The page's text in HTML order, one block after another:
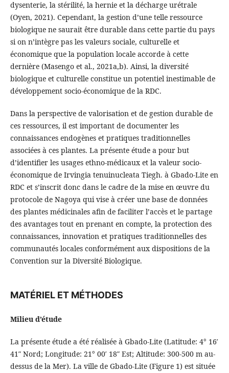
dysenterie, la stérilité, la hernie et la décharge urétrale
(Oyen, 2021). Cependant, la gestion d’une telle ressource
biologique ne saurait être durable dans cette partie du pays
si on n’intègre pas les valeurs sociale, culturelle et
économique que la population locale accorde à cette
dernière (Masengo et al., 2021a,b). Ainsi, la diversité
biologique et culturelle constitue un potentiel inestimable de
développement socio-économique de la RDC.
Dans la perspective de valorisation et de gestion durable de
ces ressources, il est important de documenter les
connaissances endogènes et pratiques traditionnelles
associées à ces plantes. La présente étude a pour but
d’identifier les usages ethno-médicaux et la valeur socio-
économique de Irvingia tenuinucleata Tiegh. à Gbado-Lite en
RDC et s’inscrit donc dans le cadre de la mise en œuvre du
protocole de Nagoya qui vise à créer une base de données
des plantes médicinales afin de faciliter l’accès et le partage
des avantages tout en prenant en compte, la protection des
connaissances, innovation et pratiques traditionnelles des
communautés locales conformément aux dispositions de la
Convention sur la Diversité Biologique.
MATÉRIEL ET MÉTHODES
Milieu d’étude
La présente étude a été réalisée à Gbado-Lite (Latitude: 4° 16′
41″ Nord; Longitude: 21° 00′ 18″ Est; Altitude: 300-500 m au-
dessus de la Mer). La ville de Gbado-Lite (Figure 1) est située